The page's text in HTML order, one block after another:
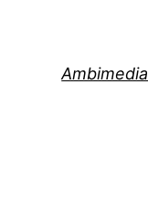
Ambimedia